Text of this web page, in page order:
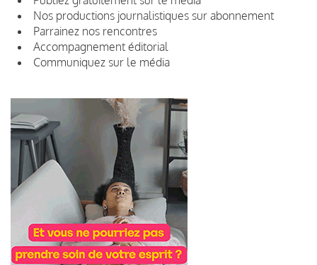
Nos productions journalistiques sur abonnement
Parrainez nos rencontres
Accompagnement éditorial
Communiquez sur le média